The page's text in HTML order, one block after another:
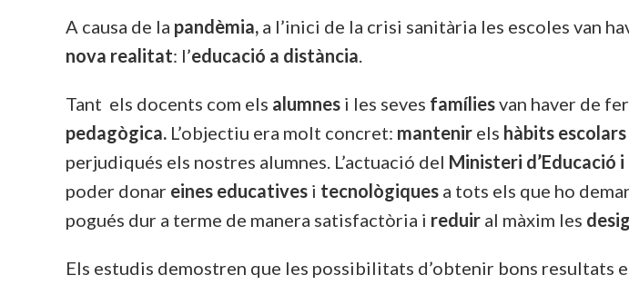
A causa de la pandèmia, a l’inici de la crisi sanitària les escoles van
nova realitat: l’educació a distància.
Tant els docents com els alumnes i les seves famíliesvan haver de
pedagògica. L’objectiu era molt concret: mantenir els hàbits escolars
perjudiqués els nostres alumnes. L’actuació del Ministeri d’Educació
poder donar eines educatives i tecnològiques a tots els que ho
pogués dur a terme de manera satisfactòria i reduir al màxim les
Els estudis demostren que les possibilitats d’obtenir bons resultats